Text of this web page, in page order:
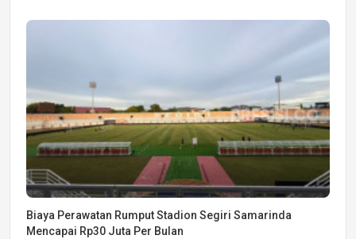
Biaya Perawatan Rumput Stadion Segiri Samarinda
Mencapai Rp30 Juta Per Bulan